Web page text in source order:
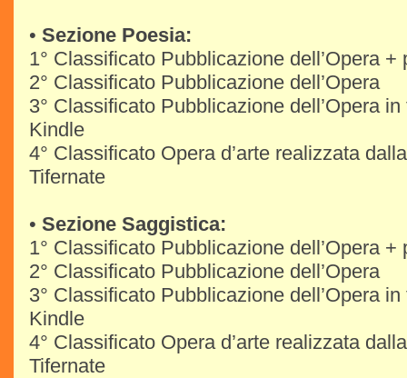
• Sezione Poesia:
1° Classificato Pubblicazione dell’Opera +
2° Classificato Pubblicazione dell’Opera
3° Classificato Pubblicazione dell’Opera
Kindle
4° Classificato Opera d’arte realizzata
Tifernate
• Sezione Saggistica:
1° Classificato Pubblicazione dell’Opera +
2° Classificato Pubblicazione dell’Opera
3° Classificato Pubblicazione dell’Opera
Kindle
4° Classificato Opera d’arte realizzata
Tifernate